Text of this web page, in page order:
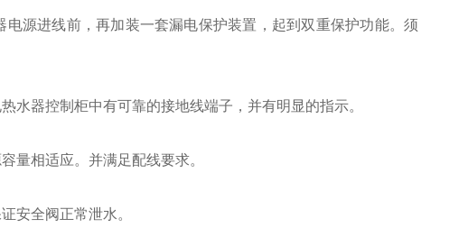
源进线前，再加装一套漏电保护装置，起到双重保护功能。须
水器控制柜中有可靠的接地线端子，并有明显的指示。
量相适应。并满足配线要求。
安全阀正常泄水。